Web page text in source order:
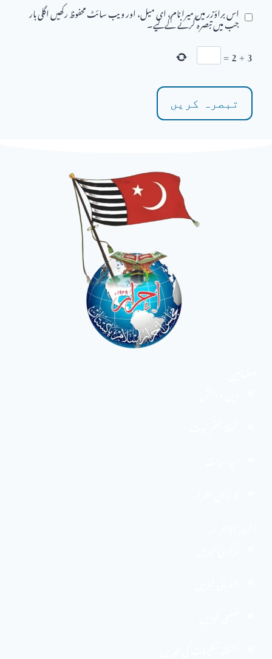
اس براؤزر میں میرا نام، ای میل، اور ویب سائٹ محفوظ رکھیں اگلی بار
جب میں تبصرہ کرنے کےلیے۔
3
+
2
=